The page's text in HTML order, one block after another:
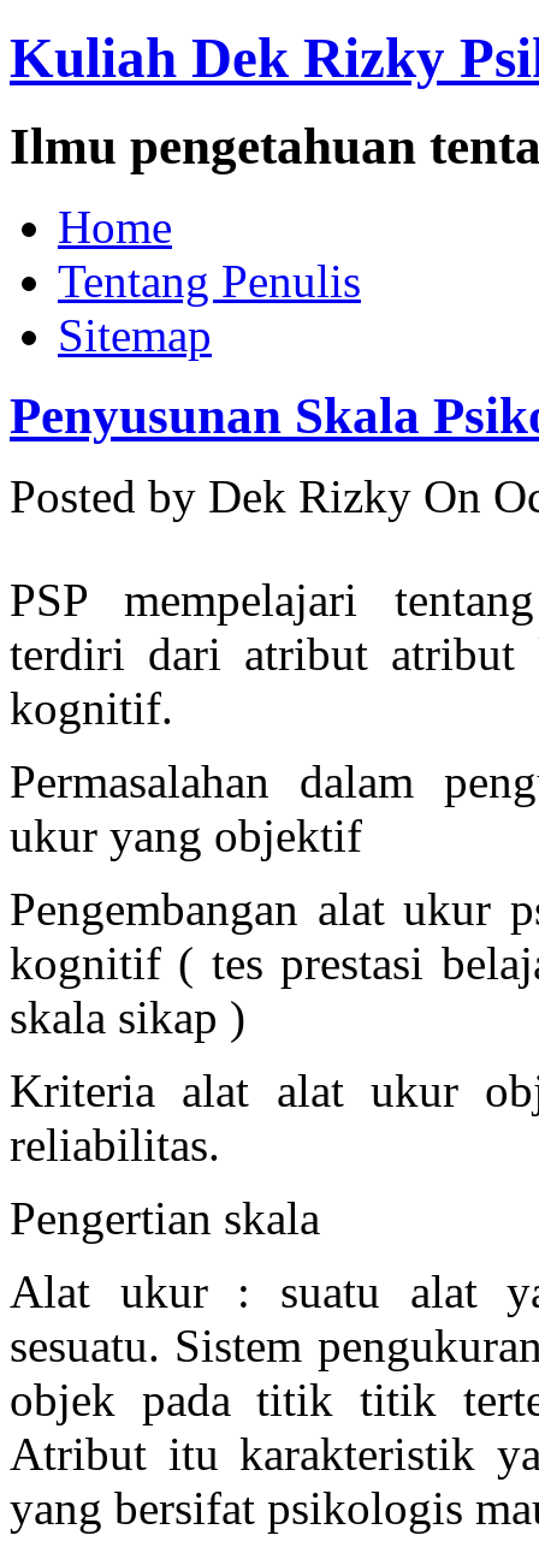
Kuliah Dek Rizky
Ilmu pengetahuan
Home
Tentang Penulis
Sitemap
Penyusunan Skala
Posted by Dek Rizky On
PSP mempelajari
terdiri dari atribut
kognitif.
Permasalahan dalam
ukur yang objektif
Pengembangan alat
kognitif ( tes prestasi
skala sikap )
Kriteria alat alat ukur
reliabilitas.
Pengertian skala
Alat ukur : suatu alat
sesuatu. Sistem
objek pada titik titik
Atribut itu karakteristik
yang bersifat psikologis